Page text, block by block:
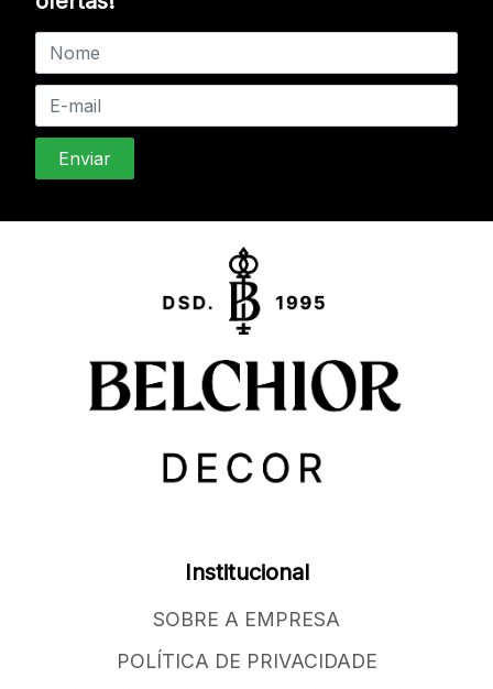
Institucional
SOBRE A EMPRESA
POLÍTICA DE PRIVACIDADE